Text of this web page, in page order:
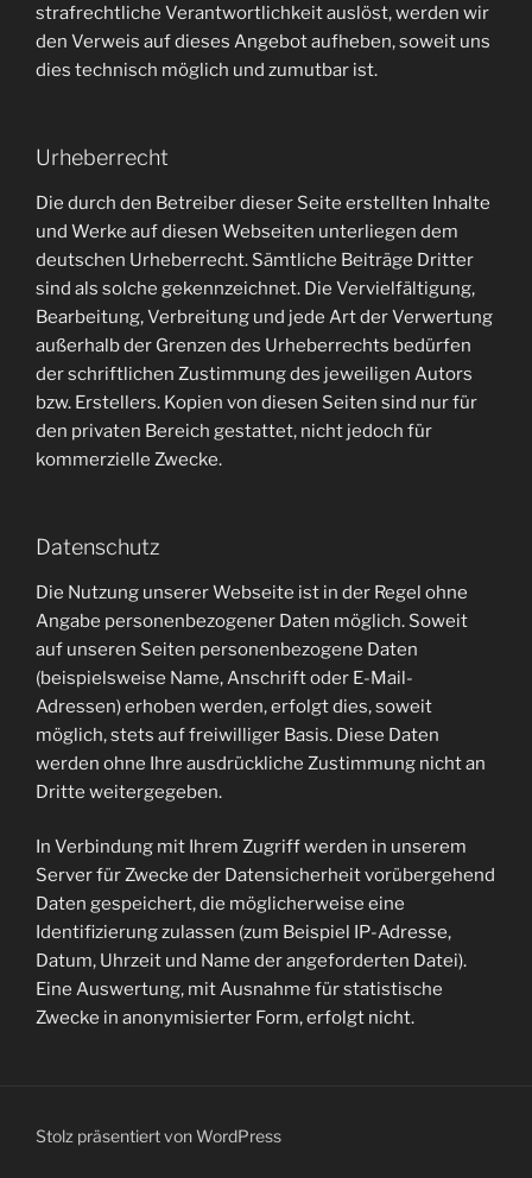
strafrechtliche Verantwortlichkeit auslöst, werden wir
den Verweis auf dieses Angebot aufheben, soweit uns
dies technisch möglich und zumutbar ist.
Urheberrecht
Die durch den Betreiber dieser Seite erstellten Inhalte
und Werke auf diesen Webseiten unterliegen dem
deutschen Urheberrecht. Sämtliche Beiträge Dritter
sind als solche gekennzeichnet. Die Vervielfältigung,
Bearbeitung, Verbreitung und jede Art der Verwertung
außerhalb der Grenzen des Urheberrechts bedürfen
der schriftlichen Zustimmung des jeweiligen Autors
bzw. Erstellers. Kopien von diesen Seiten sind nur für
den privaten Bereich gestattet, nicht jedoch für
kommerzielle Zwecke.
Datenschutz
Die Nutzung unserer Webseite ist in der Regel ohne
Angabe personenbezogener Daten möglich. Soweit
auf unseren Seiten personenbezogene Daten
(beispielsweise Name, Anschrift oder E-Mail-
Adressen) erhoben werden, erfolgt dies, soweit
möglich, stets auf freiwilliger Basis. Diese Daten
werden ohne Ihre ausdrückliche Zustimmung nicht an
Dritte weitergegeben.
In Verbindung mit Ihrem Zugriff werden in unserem
Server für Zwecke der Datensicherheit vorübergehend
Daten gespeichert, die möglicherweise eine
Identifizierung zulassen (zum Beispiel IP-Adresse,
Datum, Uhrzeit und Name der angeforderten Datei).
Eine Auswertung, mit Ausnahme für statistische
Zwecke in anonymisierter Form, erfolgt nicht.
Stolz präsentiert von WordPress